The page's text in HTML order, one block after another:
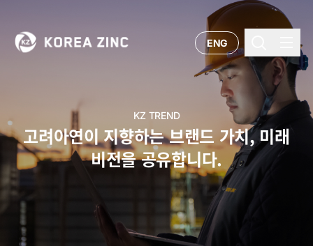
ENG
KZ TREND
고려아연이 지향하는 브랜드 가치, 미래
비전을 공유합니다.